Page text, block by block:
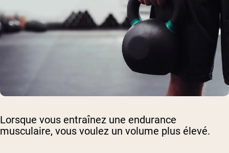
Lorsque vous entraînez une endurance
musculaire, vous voulez un volume plus élevé.